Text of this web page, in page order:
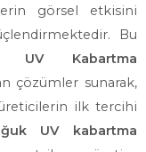
görsel etkisini
Bu
UV Kabartma
çözümler sunarak,
üreticilerin ilk tercihi
UV kabartma